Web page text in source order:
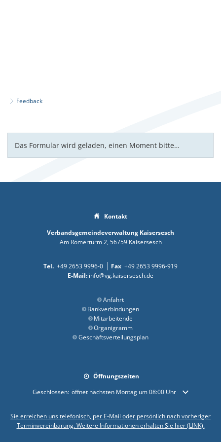
Feedback
Das Formular wird geladen, einen Moment bitte…
Kontakt
Verbandsgemeindeverwaltung Kaisersesch
Am Römerturm 2 56759 Kaisersesch
+49 2653 9996-0
+49 2653 9996-919
info@vg.kaisersesch.de
Anfahrt
Bankverbindungen
Mitarbeitende
Organigramm
Geschäftsverteilungsplan
Öffnungszeiten
Klicken, um weitere Öffnungs- oder Schließzeiten auszublenden
Geschlossen: öffnet nächsten Montag um 08:00 Uhr
Sie erreichen uns telefonisch, per E-Mail oder persönlich nach vorheriger
Terminvereinbarung. Weitere Informationen erhalten Sie hier (LINK).